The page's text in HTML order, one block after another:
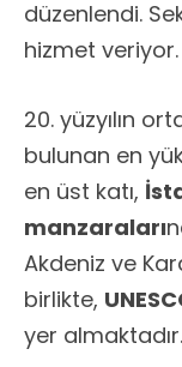
düzenlendi.
hizmet veriyor.
20. yüzyılın
bulunan en
en üst katı,
manzaraları
Akdeniz ve
birlikte,
yer almaktadır.